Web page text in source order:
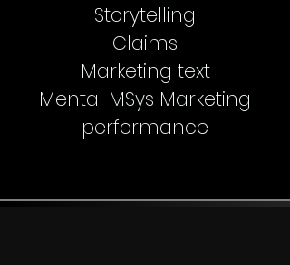
Storytelling
Claims
Marketing text
Mental MSys Marketing
performance